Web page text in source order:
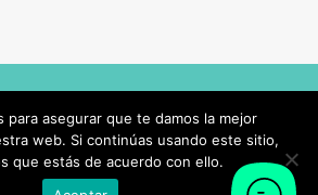
as a development site. Switch to a production
para asegurar que te damos la mejor
web. Si continúas usando este sitio,
que estás de acuerdo con ello.